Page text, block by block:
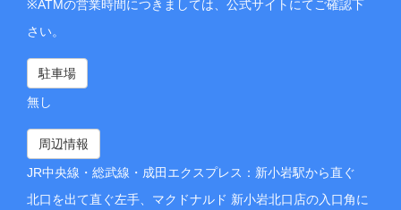
※ATMの営業時間につきましては、公式サイトにてご確認下
さい。
駐車場
無し
周辺情報
JR中央線・総武線・成田エクスプレス：新小岩駅から直ぐ
北口を出て直ぐ左手、マクドナルド 新小岩北口店の入口角に